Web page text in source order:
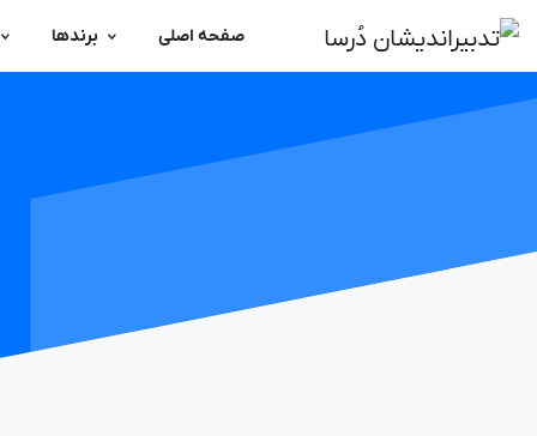
صفحه اصلی برندها